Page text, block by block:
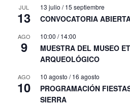
JUL
13
13 julio /15 septiembre
CONVOCATORIA
AGO
9
10:00 /14:00
MUESTRA DEL MUSEO
ARQUEOLÓGICO
AGO
10
10 agosto /16 agosto
PROGRAMACIÓN
SIERRA